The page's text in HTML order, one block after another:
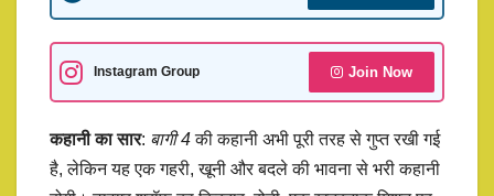
Instagram Group Join Now
कहानी का सार: बागी 4की कहानी अभी पूरी तरह से गुप्त रखी गई
है, लेकिन यह एक गहरी, खूनी और बदले की भावना से भरी कहानी